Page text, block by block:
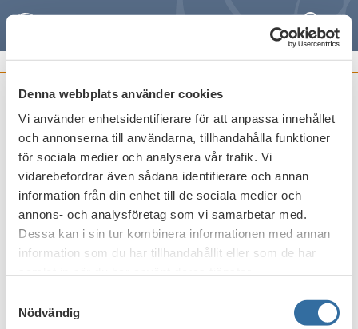
Denna webbplats använder cookies
Vi använder enhetsidentifierare för att anpassa innehållet
och annonserna till användarna, tillhandahålla funktioner
för sociala medier och analysera vår trafik. Vi
vidarebefordrar även sådana identifierare och annan
information från din enhet till de sociala medier och
annons- och analysföretag som vi samarbetar med.
Dessa kan i sin tur kombinera informationen med annan
information som du har tillhandahållit eller som de har
Nödvändig
SökMeny
Protokoll nr 3 2019
Publicerat den13 september 2019
Skriv ut